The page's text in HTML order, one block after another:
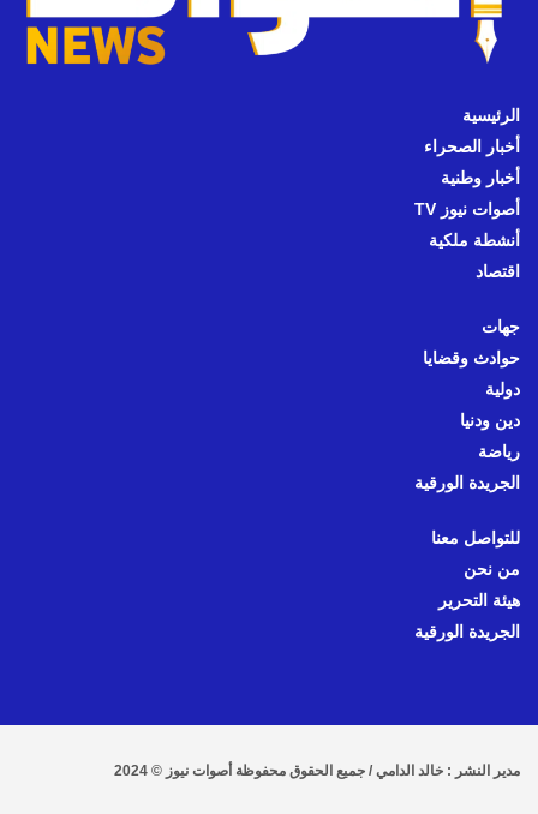
الرئيسية
أخبار الصحراء
أخبار وطنية
أصوات نيوز TV
أنشطة ملكية
اقتصاد
جهات
حوادث وقضايا
دولية
دين ودنيا
رياضة
الجريدة الورقية
للتواصل معنا
من نحن
هيئة التحرير
الجريدة الورقية
مدير النشر : خالد الدامي / جميع الحقوق محفوظة أصوات نيوز © 2024